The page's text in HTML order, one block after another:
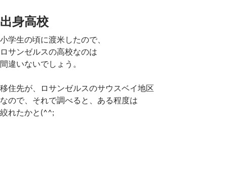
出身高校
小学生の頃に渡米したので、
ロサンゼルスの高校なのは
間違いないでしょう。
移住先が、ロサンゼルスのサウスベイ地区
なので、それで調べると、ある程度は
絞れたかと(^^;